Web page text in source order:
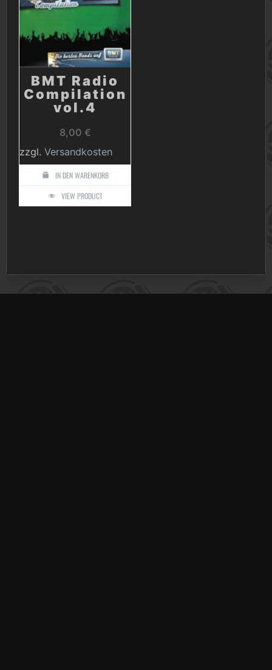
BMT Radio
Compilation
vol.4
8,00 €
zzgl. Versandkosten
IN DEN WARENKORB
VIEW PRODUCT